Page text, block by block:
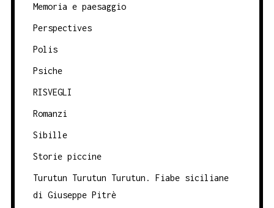
Memoria e paesaggio
Perspectives
Polis
Psiche
RISVEGLI
Romanzi
Sibille
Storie piccine
Turutun Turutun Turutun. Fiabe siciliane
di Giuseppe Pitrè